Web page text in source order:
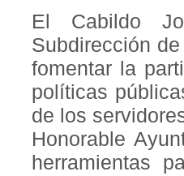
El Cabildo
Subdirección
fomentar la
políticas
de los
Honorable
herramientas